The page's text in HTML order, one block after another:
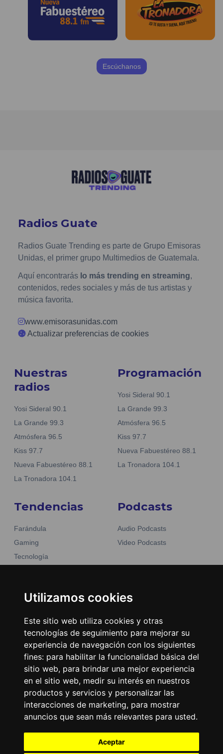
Utilizamos cookies
Este sitio web utiliza cookies y otras
tecnologías de seguimiento para mejorar su
experiencia de navegación con los siguientes
fines: para habilitar la funcionalidad básica del
sitio web, para brindar una mejor experiencia
en el sitio web, medir su interés en nuestros
productos y servicios y personalizar las
interacciones de marketing, para mostrar
anuncios que sean más relevantes para usted.
Aceptar
Escúchanos
Radios Guate
Radios Guate Trending es parte de Grupo Emisoras
Unidas, el primer grupo Multimedios de Guatemala.
Aquí encontrarás lo más trending en streaming,
contenidos, redes sociales y más de tus artistas y
música favorita.
www.emisorasunidas.com
Actualizar preferencias de cookies
Nuestras
radios
Yosi Sideral 90.1
La Grande 99.3
Atmósfera 96.5
Kiss 97.7
Nueva Fabuestéreo 88.1
La Tronadora 104.1
Programación
Yosi Sideral 90.1
La Grande 99.3
Atmósfera 96.5
Kiss 97.7
Nueva Fabuestéreo 88.1
La Tronadora 104.1
Tendencias
Farándula
Gaming
Tecnología
Noticias
Podcasts
Audio Podcasts
Video Podcasts
Emisoras Unidas
Encuéntranos
Contacto
Términos y condiciones
Directorio